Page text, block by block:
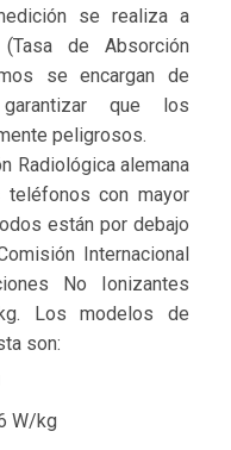
se realiza a
de Absorción
se encargan de
que los
peligrosos.
Radiológica alemana
con mayor
están por debajo
Internacional
No Ionizantes
Los modelos de
son:
W/kg